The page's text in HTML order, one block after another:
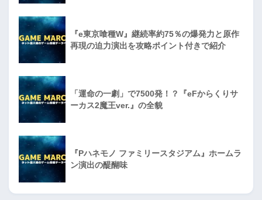
『e東京喰種W』継続率約75％の爆発力と原作
再現の迫力演出を攻略ポイント付きで紹介
「運命の一劇」で7500発！？『eFからくりサ
ーカス2魔王ver.』の全貌
『Pハネモノ ファミリースタジアム』ホームラ
ン演出の醍醐味